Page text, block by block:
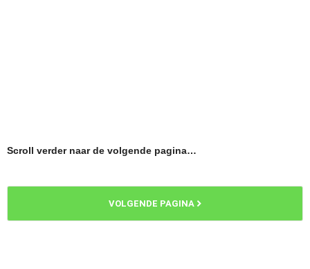
Scroll verder naar de volgende pagina…
VOLGENDE PAGINA